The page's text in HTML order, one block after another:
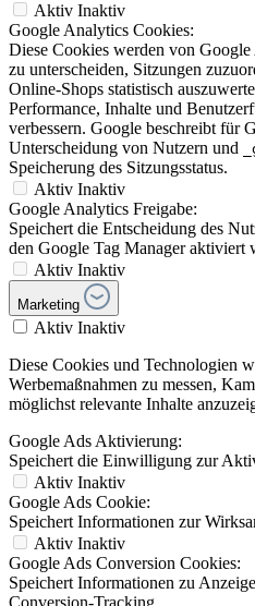
Aktiv Inaktiv
Google Analytics Cookies:
Diese Cookies werden von
zu unterscheiden, Sitzungen
Online-Shops statistisch
Performance, Inhalte und
verbessern. Google beschreibt für
Unterscheidung von Nutzern und
Speicherung des Sitzungsstatus.
Aktiv Inaktiv
Google Analytics Freigabe:
Speichert die Entscheidung des
den Google Tag Manager aktiviert
Aktiv Inaktiv
Marketing
Aktiv Inaktiv
Diese Cookies und Technologien
Werbemaßnahmen zu messen,
möglichst relevante Inhalte
Google Ads Aktivierung:
Speichert die Einwilligung zur
Aktiv Inaktiv
Google Ads Cookie:
Speichert Informationen zur
Aktiv Inaktiv
Google Ads Conversion Cookies:
Speichert Informationen zu
Conversion-Tracking.